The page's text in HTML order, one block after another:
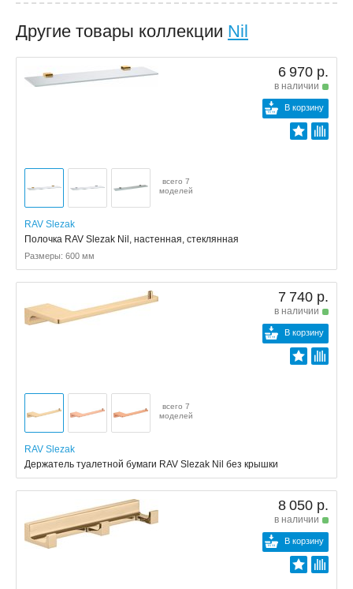
Другие товары коллекции Nil
6 970 р.
в наличии
В корзину
всего 7
моделей
RAV Slezak
Полочка RAV Slezak Nil, настенная, стеклянная
Размеры: 600 мм
7 740 р.
в наличии
В корзину
всего 7
моделей
RAV Slezak
Держатель туалетной бумаги RAV Slezak Nil без крышки
8 050 р.
в наличии
В корзину